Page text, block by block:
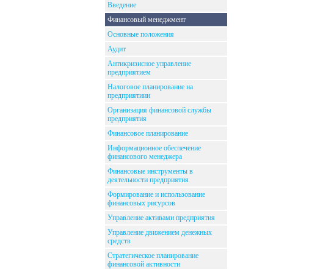
Введение
Финансовый менеджмент
Основные положения
Аудит
Антикризисное управление
предприятием
Налоговое планирование на
предприятиии
Организация финансовой службы
предприятия
Финансовое планирование
Информационное обеспечение
финансового менеджера
Финансовые инструменты в
деятельности предприятия
Формирование и использование
финансовых рисурсов
Управление активами предприятия
Управление движением денежных
средств
Стратегическое планирование
финансовой активности